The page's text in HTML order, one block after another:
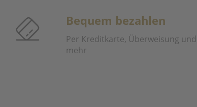
Bequem bezahlen
Per Kreditkarte, Überweisung und
mehr